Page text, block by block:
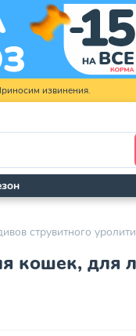
извинения.
струвитного
кошек, для